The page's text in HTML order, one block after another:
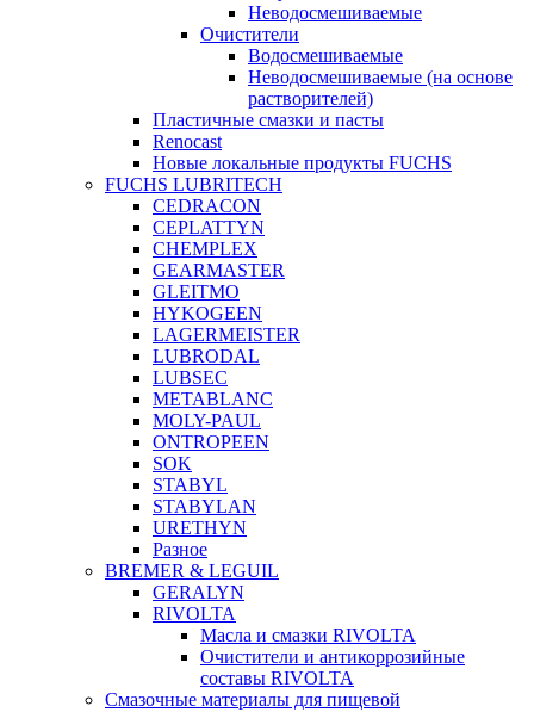
Неводосмешиваемые
Очистители
Водосмешиваемые
Неводосмешиваемые (на основе
растворителей)
Пластичные смазки и пасты
Renocast
Новые локальные продукты FUCHS
FUCHS LUBRITECH
CEDRACON
CEPLATTYN
CHEMPLEX
GEARMASTER
GLEITMO
HYKOGEEN
LAGERMEISTER
LUBRODAL
LUBSEC
METABLANC
MOLY-PAUL
ONTROPEEN
SOK
STABYL
STABYLAN
URETHYN
Разное
BREMER & LEGUIL
GERALYN
RIVOLTA
Масла и смазки RIVOLTA
Очистители и антикоррозийные
составы RIVOLTA
Смазочные материалы для пищевой